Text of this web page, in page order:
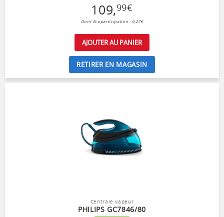
109,99€
Dont Ecoparticipation : 0,27€
AJOUTER AU PANIER
RETIRER EN MAGASIN
Centrale vapeur
PHILIPS GC7846/80